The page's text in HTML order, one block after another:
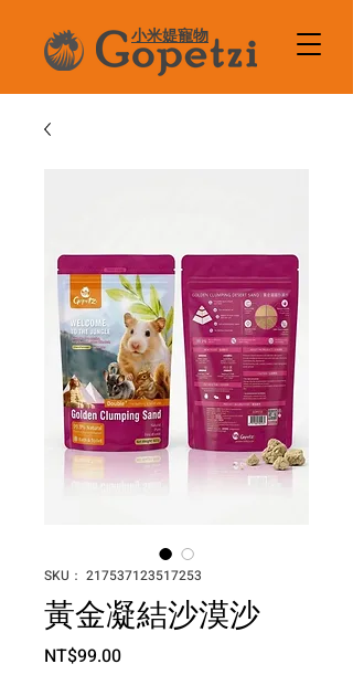
小米媞寵物
SKU： 217537123517253
黃金凝結沙漠沙
NT$99.00価